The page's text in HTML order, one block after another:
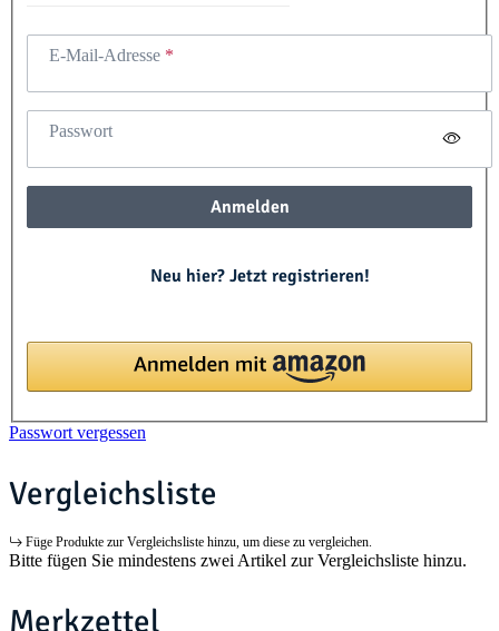
E-Mail-Adresse
Passwort
Anmelden
Neu hier? Jetzt registrieren!
Passwort vergessen
Vergleichsliste
Füge Produkte zur Vergleichsliste hinzu, um diese zu vergleichen.
Bitte fügen Sie mindestens zwei Artikel zur Vergleichsliste hinzu.
Merkzettel